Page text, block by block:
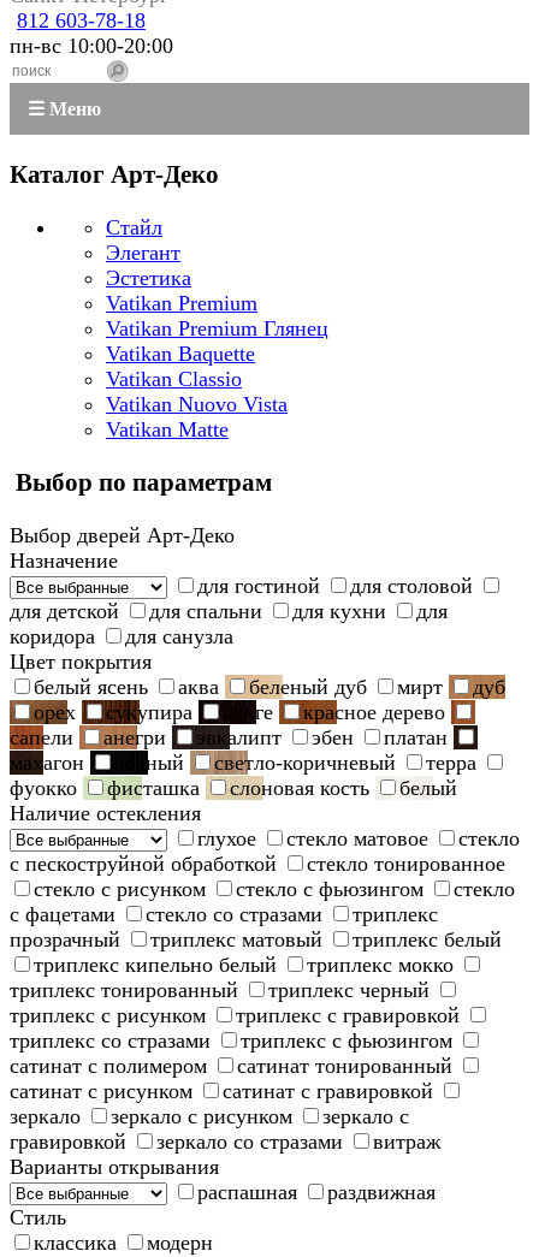
812 603-78-18
пн-вс 10:00-20:00
☰ Меню
Каталог Арт-Деко
Стайл
Элегант
Эстетика
Vatikan Premium
Vatikan Premium Глянец
Vatikan Baquette
Vatikan Classio
Vatikan Nuovo Vista
Vatikan Matte
Выбор по параметрам
Выбор дверей Арт-Деко
Назначение
для гостиной
для столовой
для детской
для спальни для кухни
для
коридора
для санузла
Цвет покрытия
белый ясень
аква беленый дуб мирт
дуб
орех
сукупира венге
красное дерево
сапели
анегри эвкалипт эбен
платан
махагон
черный светло-коричневый
терра
фуокко
фисташка слоновая кость
белый
Наличие остекления
глухое
стекло матовое
стекло
с пескоструйной обработкой
стекло тонированное
стекло с рисунком
стекло с фьюзингом
стекло
с фацетами
стекло со стразами
триплекс
прозрачный
триплекс матовый
триплекс белый
триплекс кипельно белый
триплекс мокко
триплекс тонированный
триплекс черный
триплекс с рисунком
триплекс с гравировкой
триплекс со стразами
триплекс с фьюзингом
сатинат с полимером
сатинат тонированный
сатинат с рисунком
сатинат с гравировкой
зеркало
зеркало с рисунком
зеркало с
гравировкой
зеркало со стразами
витраж
Варианты открывания
распашная
раздвижная
Стиль
классика
модерн